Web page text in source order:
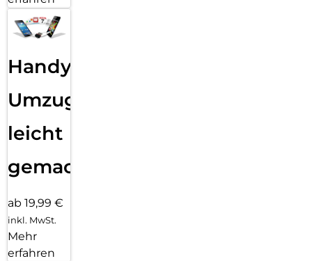
Handy
Umzug
leicht
gemacht!
ab 19,99 €
inkl. MwSt.
Mehr
erfahren